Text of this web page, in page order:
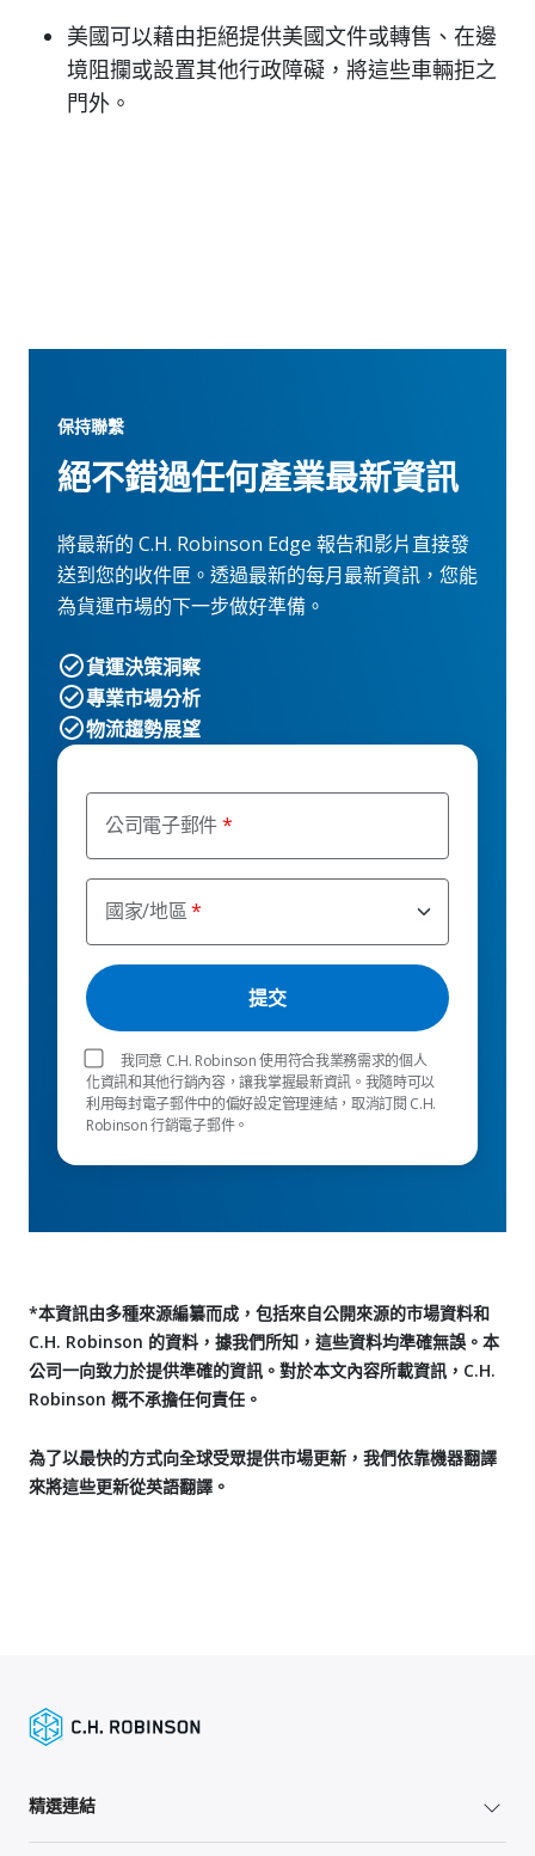
美國可以藉由拒絕提供美國文件或轉售、在邊
境阻攔或設置其他行政障礙，將這些車輛拒之
門外。
公司電子郵件
國家/地區
我同意 C.H. Robinson 使用符合我業務需求的個人
化資訊和其他行銷內容，讓我掌握最新資訊。我隨時可以
利用每封電子郵件中的偏好設定管理連結，取消訂閱 C.H.
Robinson 行銷電子郵件。
保持聯繫
絕不錯過任何產業最新資訊
將最新的 C.H. Robinson Edge 報告和影片直接發
送到您的收件匣。透過最新的每月最新資訊，您能
為貨運市場的下一步做好準備。
貨運決策洞察
專業市場分析
物流趨勢展望
*本資訊由多種來源編纂而成，包括來自公開來源的市場資料和
C.H. Robinson 的資料，據我們所知，這些資料均準確無誤。本
公司一向致力於提供準確的資訊。對於本文內容所載資訊，C.H.
Robinson 概不承擔任何責任。
為了以最快的方式向全球受眾提供市場更新，我們依靠機器翻譯
來將這些更新從英語翻譯。
精選連結